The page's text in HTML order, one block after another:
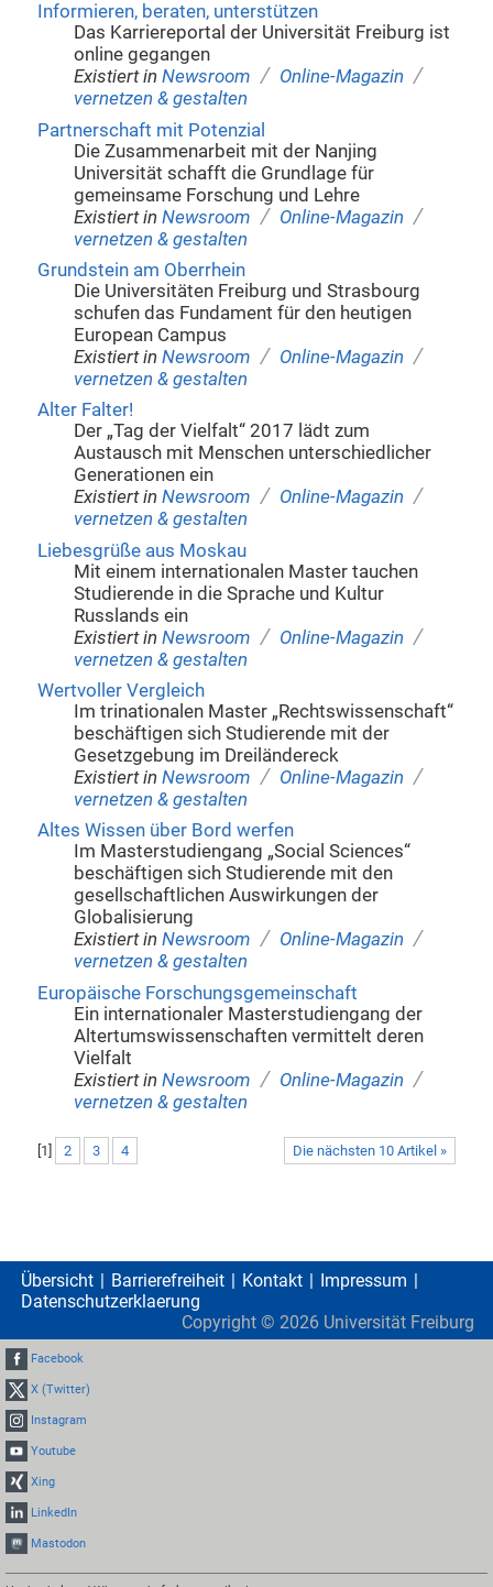
Informieren, beraten, unterstützen
Das Karriereportal der Universität Freiburg ist
online gegangen
Existiert in Newsroom / Online-Magazin /
vernetzen & gestalten
Partnerschaft mit Potenzial
Die Zusammenarbeit mit der Nanjing
Universität schafft die Grundlage für
gemeinsame Forschung und Lehre
Existiert in Newsroom / Online-Magazin /
vernetzen & gestalten
Grundstein am Oberrhein
Die Universitäten Freiburg und Strasbourg
schufen das Fundament für den heutigen
European Campus
Existiert in Newsroom / Online-Magazin /
vernetzen & gestalten
Alter Falter!
Der „Tag der Vielfalt“ 2017 lädt zum
Austausch mit Menschen unterschiedlicher
Generationen ein
Existiert in Newsroom / Online-Magazin /
vernetzen & gestalten
Liebesgrüße aus Moskau
Mit einem internationalen Master tauchen
Studierende in die Sprache und Kultur
Russlands ein
Existiert in Newsroom / Online-Magazin /
vernetzen & gestalten
Wertvoller Vergleich
Im trinationalen Master „Rechtswissenschaft“
beschäftigen sich Studierende mit der
Gesetzgebung im Dreiländereck
Existiert in Newsroom / Online-Magazin /
vernetzen & gestalten
Altes Wissen über Bord werfen
Im Masterstudiengang „Social Sciences“
beschäftigen sich Studierende mit den
gesellschaftlichen Auswirkungen der
Globalisierung
Existiert in Newsroom / Online-Magazin /
vernetzen & gestalten
Europäische Forschungsgemeinschaft
Ein internationaler Masterstudiengang der
Altertumswissenschaften vermittelt deren
Vielfalt
Existiert in Newsroom / Online-Magazin /
vernetzen & gestalten
Die nächsten 10 Artikel »
1 2 3 4
Übersicht Barrierefreiheit Kontakt
Impressum
Datenschutzerklaerung
Copyright © 2026 Universität Freiburg
Facebook
X (Twitter)
Instagram
Youtube
Xing
LinkedIn
Mastodon